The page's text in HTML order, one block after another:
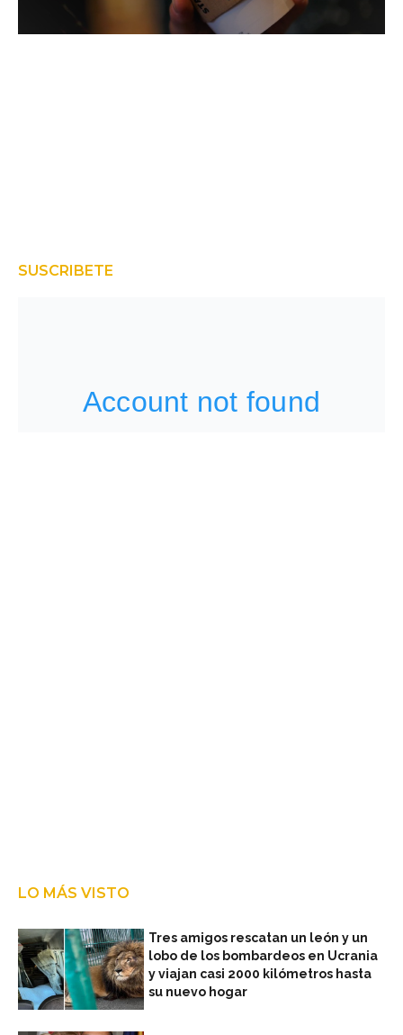
SUSCRIBETE
LO MÁS VISTO
Tres amigos rescatan un león y un
lobo de los bombardeos en Ucrania
y viajan casi 2000 kilómetros hasta
su nuevo hogar